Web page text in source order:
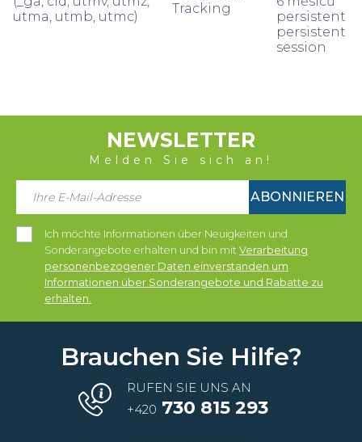
utma, utmb, utmc)
Tracking
persistent
persistent
session
NEWSLETTER
Melden Sie sich an!
ABONNIEREN
Ich möchte Informationen über Neuigkeiten und
Sonderangebote erhalten und bin mit Verarbeitung
personenbezogener Daten einverstanden um
Informationen über Sonderangebote und Rabatte zu
erhalten.
Brauchen Sie Hilfe?
RUFEN SIE UNS AN
+420 730 815 293